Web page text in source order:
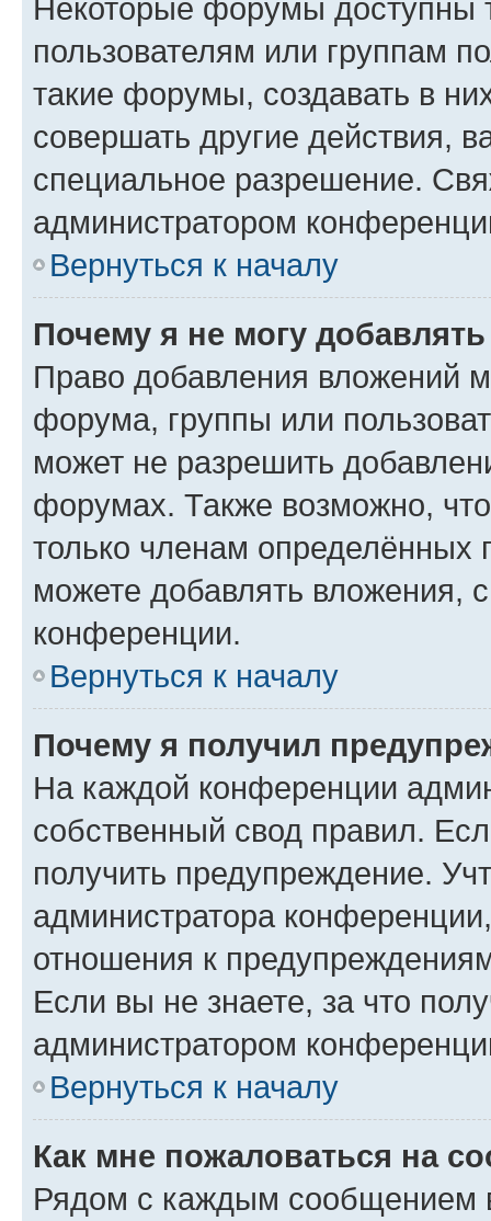
Некоторые форумы доступны
пользователям или группам
такие форумы, создавать в
совершать другие действия,
специальное разрешение.
администратором
Вернуться к началу
Почему я не могу
Право добавления вложений
форума, группы или
может не разрешить
форумах. Также возможно,
только членам определённых
можете добавлять вложения,
конференции.
Вернуться к началу
Почему я получил
На каждой конференции
собственный свод правил.
получить предупреждение.
администратора
отношения к
Если вы не знаете, за что
администратором
Вернуться к началу
Как мне пожаловаться на
Рядом с каждым сообщением